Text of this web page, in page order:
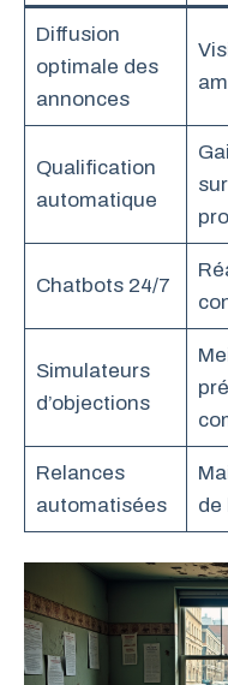
Diffusion
optimale des
annonces
Qualification
automatique
Chatbots 24/7
Simulateurs
d’objections
Relances
automatisées
de